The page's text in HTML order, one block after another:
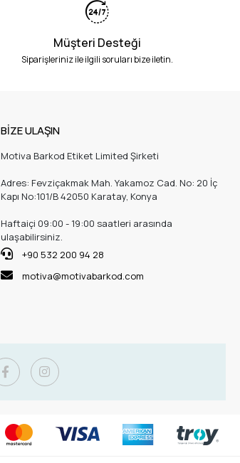
Müşteri Desteği
Siparişleriniz ile ilgili soruları bize iletin.
BİZE ULAŞIN
Motiva Barkod Etiket Limited Şirketi
Adres: Fevziçakmak Mah. Yakamoz Cad. No: 20 İç
Kapı No:101/B 42050 Karatay, Konya
Haftaiçi 09:00 - 19:00 saatleri arasında
ulaşabilirsiniz.
+90 532 200 94 28
motiva@motivabarkod.com